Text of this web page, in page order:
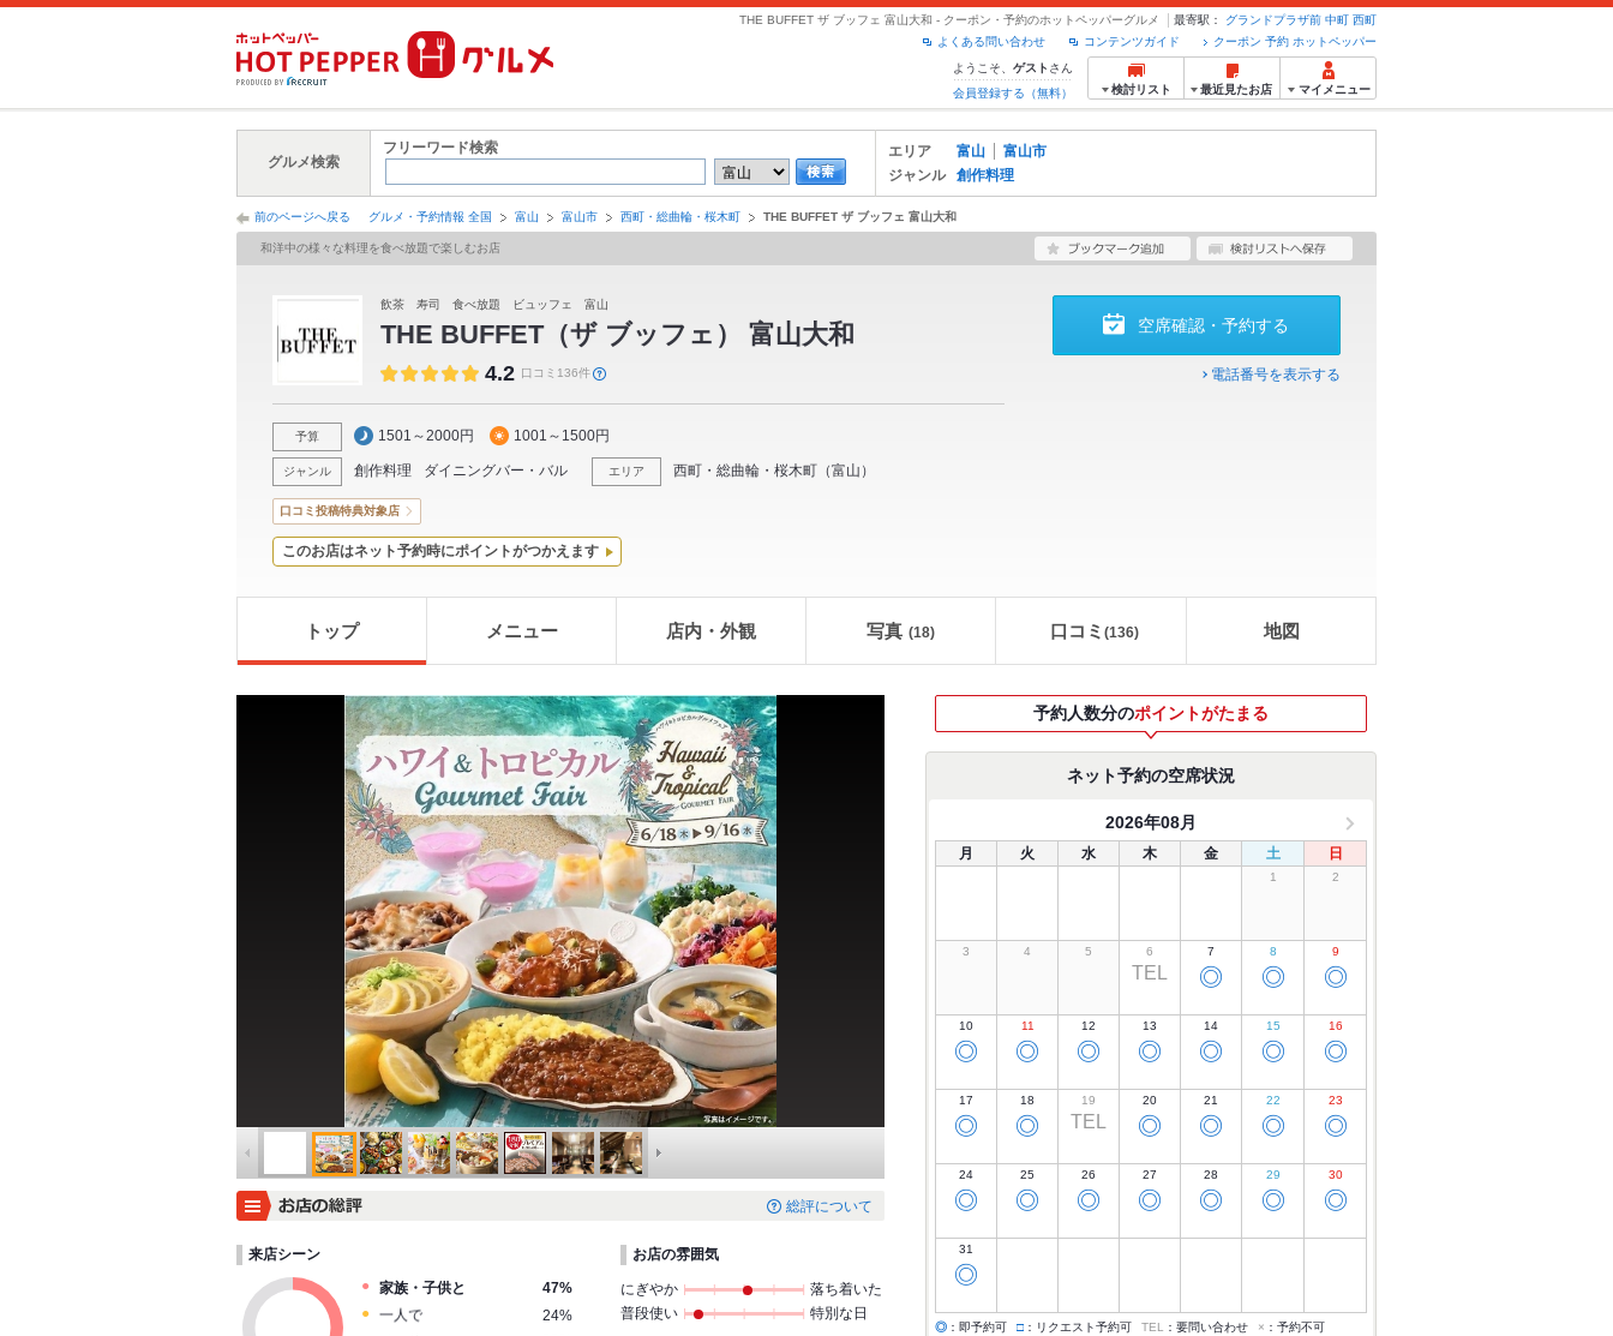
THE BUFFET ザ ブッフェ 富山大和 - クーポン・予約のホットペッパーグルメ 最寄駅： グランドプラザ前 中町 西町
クーポン 予約 ホットペッパー
コンテンツガイド
よくある問い合わせ
ようこそ、 ゲスト さん
会員登録する（無料）
検討リスト 最近見たお店 マイメニュー
グルメ検索
フリーワード検索 エリア 富山
富山市
ジャンル
創作料理
前のページへ戻る グルメ・予約情報 全国 富山 富山市 西町・総曲輪・桜木町 THE BUFFET ザ ブッフェ 富山大和
和洋中の様々な料理を食べ放題で楽しむお店
飲茶 寿司 食べ放題 ビュッフェ 富山
THE BUFFET（ザ ブッフェ） 富山大和
4.2 口コミ136件
予算 1501～2000円 1001～1500円
ジャンル 創作料理 ダイニングバー・バル エリア 西町・総曲輪・桜木町 （富山 ）
空席確認・予約する
電話番号を表示する
口コミ投稿特典対象店
このお店はネット予約時にポイントがつかえます
トップ メニュー 店内・外観 写真 (18) 口コミ (136) 地図
総評について
来店シーン
家族・子供と
47%
一人で
24%
お店の雰囲気
にぎやか
落ち着いた
普段使い
特別な日
予約人数分のポイントがたまる
ネット予約の空席状況
2026年08月
月 火 水 木 金 土 日
1 2
3 4 5 6
TEL
7
◎
8
◎
9
◎
10
◎
11
◎
12
◎
13
◎
14
◎
15
◎
16
◎
17
◎
18
◎
19
TEL
20
◎
21
◎
22
◎
23
◎
24
◎
25
◎
26
◎
27
◎
28
◎
29
◎
30
◎
31
◎
◎ ：即予約可 □ ：リクエスト予約可 TEL ：要問い合わせ × ：予約不可